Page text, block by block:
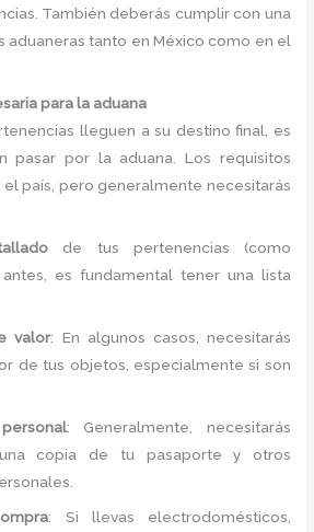
También deberás cumplir con una
aduaneras tanto en México como en el
para la aduana
lleguen a su destino final, es
pasar por la aduana. Los requisitos
el país, pero generalmente necesitarás
de tus pertenencias (como
es fundamental tener una lista
valor: En algunos casos, necesitarás
de tus objetos, especialmente si son
: Generalmente, necesitarás
copia de tu pasaporte y otros
: Si llevas electrodomésticos,